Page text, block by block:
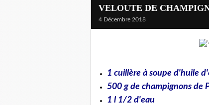
VELOUTE DE
4 Décembre 2018
1 cuillère à soupe d'huile
500 g de champignons de
1 l 1/2 d'eau